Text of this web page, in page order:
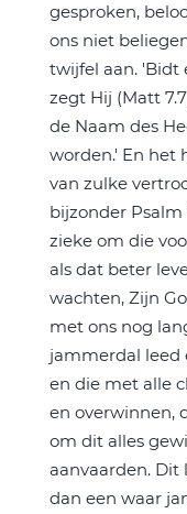
gesproken,
ons niet
twijfel aan. 'Bidt
zegt Hij (Matt
de Naam des
worden.' En het
van zulke
bijzonder Psalm
zieke om die
als dat beter
wachten, Zijn
met ons nog
jammerdal leed
en die met alle
en overwinnen,
om dit alles
aanvaarden. Dit
dan een waar